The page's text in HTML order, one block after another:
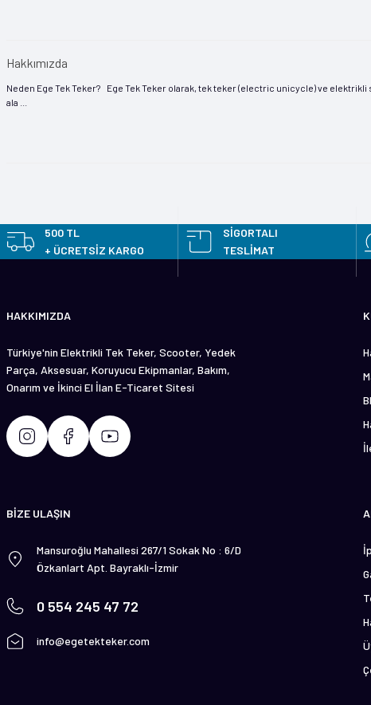
Hakkımızda
Neden Ege Tek Teker? Ege Tek Teker olarak, tek teker (electric unicycle) ve
ala ...
500 TL
+ ÜCRETSİZ KARGO
SİGORTALI
TESLİMAT
HAKKIMIZDA
Türkiye'nin Elektrikli Tek Teker, Scooter, Yedek
Parça, Aksesuar, Koruyucu Ekipmanlar, Bakım,
Onarım ve İkinci El İlan E-Ticaret Sitesi
BİZE ULAŞIN
Mansuroğlu Mahallesi 267/1 Sokak No : 6/D
Özkanlart Apt. Bayraklı-İzmir
0 554 245 47 72
info@egetekteker.com